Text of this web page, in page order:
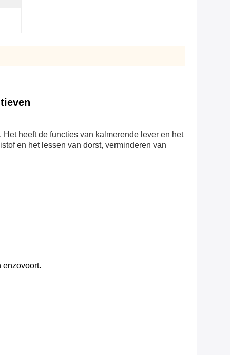
heeft de functies van kalmerende lever en het
en het lessen van dorst, verminderen van
enzovoort.